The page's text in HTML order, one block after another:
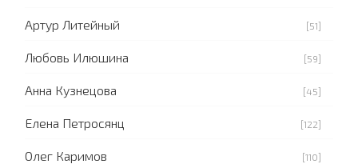
Артур Литейный [51]
Любовь Илюшина [59]
Анна Кузнецова [45]
Елена Петросянц [122]
Олег Каримов [110]